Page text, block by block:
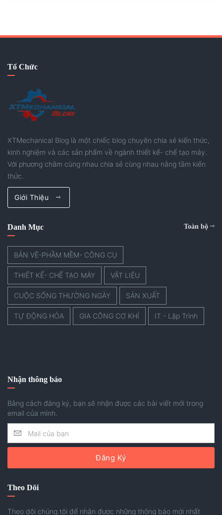
Tổ Chức
XTMechanical Blog là một chiếc blog chuyên chia sẻ kiến thức,
kinh nghiệm và các sản phẩm về ngành thiết kế- chế tạo máy.
Với phương châm cùng nhau chia sẻ cùng nhau nâng tầm kiến
thức.
Giới Thiệu
Danh Mục Toàn bộ
BẢN VẼ-PHẦM MỀM- CÔNG CỤ
THIẾT KẾ- CHẾ TẠO MÁY VẬT LIỆU
CUỘC SỐNG THƯỜNG NGÀY SẢN XUẤT
TỰ ĐỘNG HÓA GIA CÔNG CƠ KHÍ IT - Lập Trình
Nhận thông báo
Bằng cách đăng ký, bạn sẽ nhận được các bài viết mới trong
email của mình.
Đăng Ký
Theo Dõi
Theo dõi chúng tôi để nhận được những thông báo mới nhất